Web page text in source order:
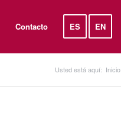
Contacto ES EN
Usted está aquí: Inicio